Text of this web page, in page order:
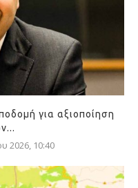
για αξιοποίηση
2026, 10:40